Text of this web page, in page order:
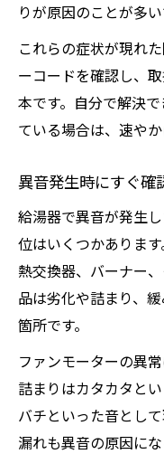
りが原因のことが多い
これらの症状が現れ
ーコードを確認し、
本です。自分で解決
ている場合は、速や
異音発生時にすぐ確
給湯器で異音が発生
位はいくつかありま
熱交換器、バーナー
品は劣化や詰まり、
箇所です。
ファンモーターの異
詰まりはカタカタと
バチといった音とし
漏れも異音の原因に